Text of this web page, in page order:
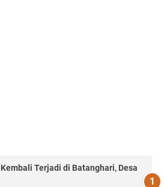
Terjadi di Batanghari, Desa